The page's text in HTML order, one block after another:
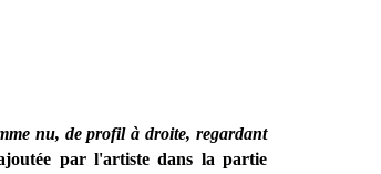
nu, de profil à droite, regardant
par l'artiste dans la partie